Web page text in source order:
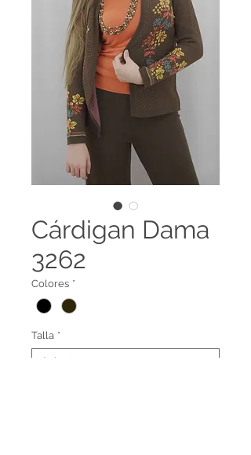
Cárdigan Dama
3262
Colores *
Talla *